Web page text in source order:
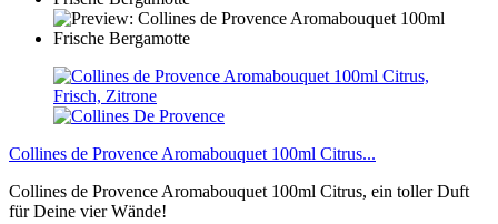
Collines de Provence Aromabouquet 100ml Citrus...
Collines de Provence Aromabouquet 100ml Citrus, ein toller Duft
für Deine vier Wände!